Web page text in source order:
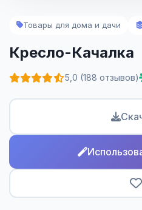
Товары для дома и дачи
Кресло-Качалка
5,0 (188 отзывов)